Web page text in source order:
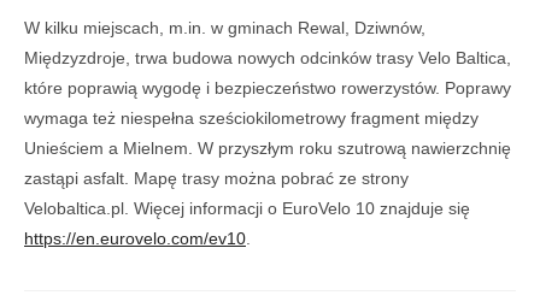
W kilku miejscach, m.in. w gminach Rewal, Dziwnów,
Międzyzdroje, trwa budowa nowych odcinków trasy Velo Baltica,
które poprawią wygodę i bezpieczeństwo rowerzystów. Poprawy
wymaga też niespełna sześciokilometrowy fragment między
Unieściem a Mielnem. W przyszłym roku szutrową nawierzchnię
zastąpi asfalt. Mapę trasy można pobrać ze strony
Velobaltica.pl. Więcej informacji o EuroVelo 10 znajduje się
https://en.eurovelo.com/ev10